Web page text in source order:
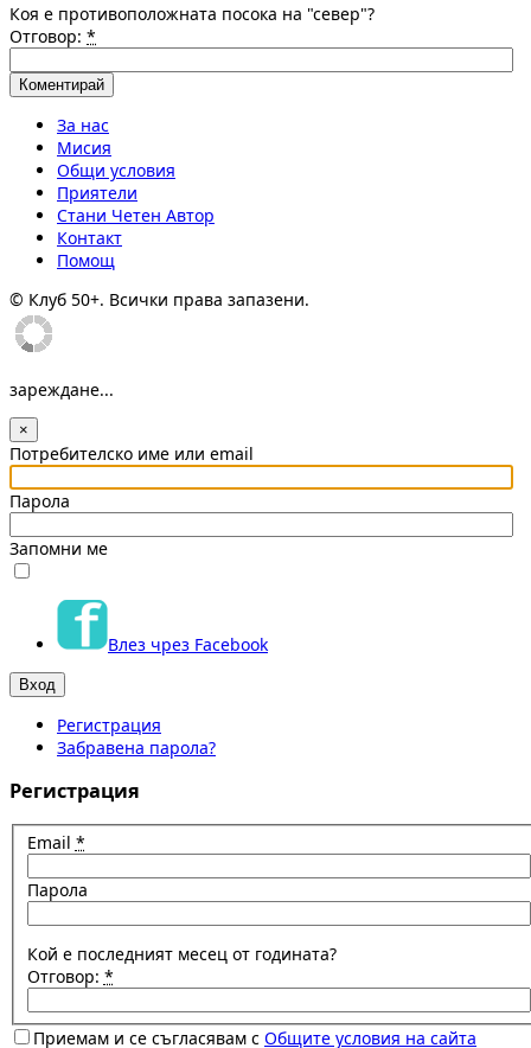
Коя е противоположната посока на "север"?
Отговор: *
За нас
Мисия
Общи условия
Приятели
Стани Четен Автор
Контакт
Помощ
© Клуб 50+. Всички права запазени.
зареждане...
×
Потребителско име или email
Парола
Запомни ме
Влез чрез Facebook
Регистрация
Забравена парола?
Регистрация
Email *
Парола
Кой е последният месец от годината?
Отговор: *
Приемам и се съгласявам с Общите условия на сайта